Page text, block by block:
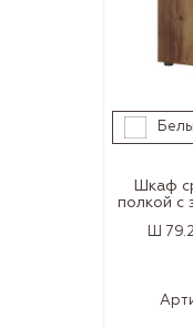
Шкаф
полкой с
Ш